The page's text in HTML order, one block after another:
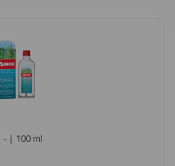
- | 100 ml